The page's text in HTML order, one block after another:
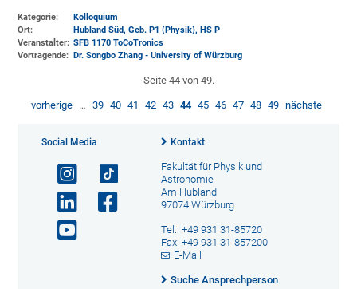
Kategorie:
Kolloquium
Ort:
Hubland Süd, Geb. P1 (Physik), HS P
Veranstalter: SFB 1170 ToCoTronics
Vortragende: Dr. Songbo Zhang - University of Würzburg
Seite 44 von 49.
vorherige … 39 40 41 42 43 44 45 46 47 48 49 nächste
Social Media Kontakt
Fakultät für Physik und
Astronomie
Am Hubland
97074 Würzburg
Tel.: +49 931 31-85720
Fax: +49 931 31-857200
E-Mail
Suche Ansprechperson